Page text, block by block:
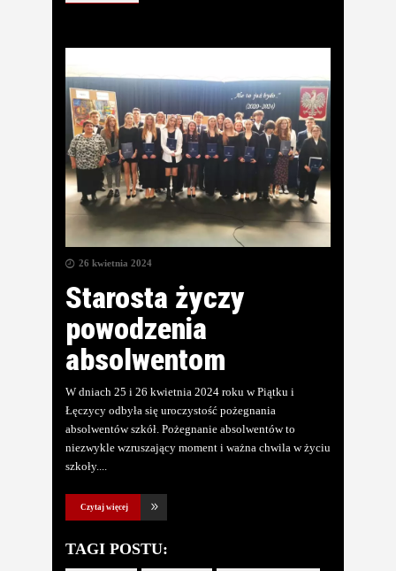
26 kwietnia 2024
Starosta życzy
powodzenia
absolwentom
W dniach 25 i 26 kwietnia 2024 roku w Piątku i
Łęczycy odbyła się uroczystość pożegnania
absolwentów szkół. Pożegnanie absolwentów to
niezwykle wzruszający moment i ważna chwila w życiu
szkoły.
Czytaj więcej
TAGI POSTU: